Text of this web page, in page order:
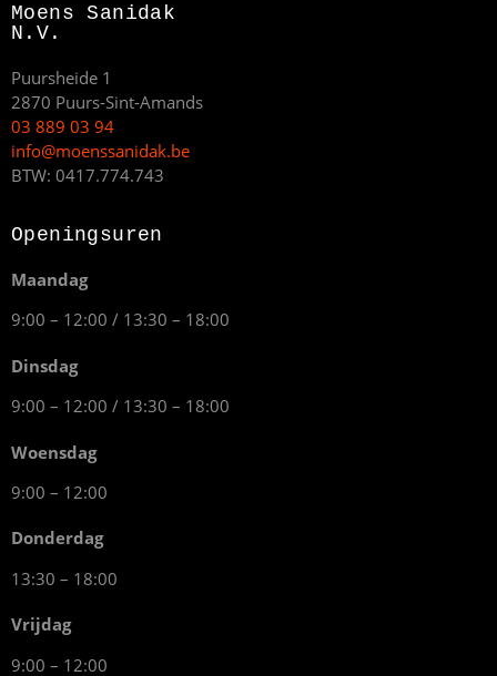
Moens Sanidak
N.V.
Puursheide 1
2870 Puurs-Sint-Amands
03 889 03 94
info@moenssanidak.be
BTW: 0417.774.743
Openingsuren
Maandag
9:00 – 12:00 / 13:30 – 18:00
Dinsdag
9:00 – 12:00 / 13:30 – 18:00
Woensdag
9:00 – 12:00
Donderdag
13:30 – 18:00
Vrijdag
9:00 – 12:00